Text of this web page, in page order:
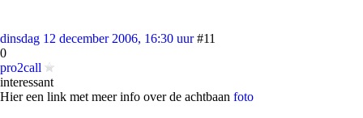
dinsdag 12 december 2006, 16:30 uur #11
0
pro2call
interessant
Hier een link met meer info over de achtbaan foto